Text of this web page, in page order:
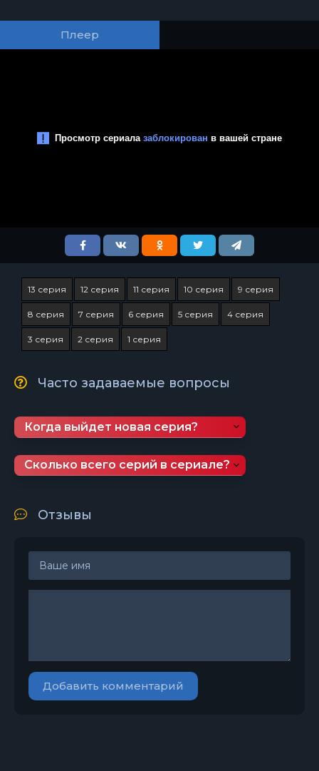
Плеер
13 серия 12 серия 11 серия 10 серия 9 серия
8 серия 7 серия 6 серия 5 серия 4 серия
3 серия 2 серия 1 серия
Часто задаваемые вопросы
Когда выйдет новая серия?
Сколько всего серий в сериале?
Отзывы
Добавить комментарий